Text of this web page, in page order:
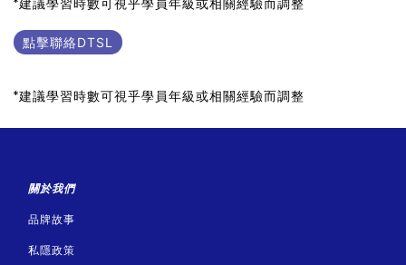
*建議學習時數可視乎學員年級或相關經驗而調整
點擊聯絡DTSL
*建議學習時數可視乎學員年級或相關經驗而調整
關於我們
品牌故事
私隱政策